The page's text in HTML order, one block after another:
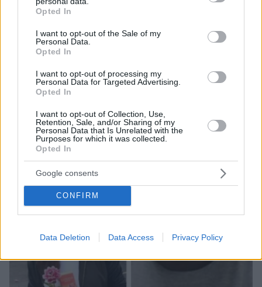
grant or deny consent to Google and its third-party tags to
use your data for below specified purposes in below Google
consent section.
Opted In
I want to opt-out of the Sale of my
Personal Data.
Opted In
I want to opt-out of processing my
Personal Data for Targeted Advertising.
Opted In
I want to opt-out of Collection, Use,
Retention, Sale, and/or Sharing of my
Personal Data that Is Unrelated with the
Purposes for which it was collected.
Opted In
Google consents
CONFIRM
Data Deletion Data Access Privacy Policy
ΤΑ ΠΙΟ ΔΗΜΟΦΙΛΗ